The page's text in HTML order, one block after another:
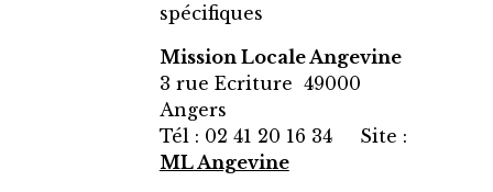
spécifiques
Mission Locale Angevine
3 rue Ecriture 49000
Angers
Tél : 02 41 20 16 34 Site :
ML Angevine